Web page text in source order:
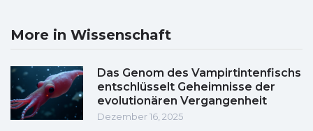
More in Wissenschaft
Das Genom des Vampirtintenfischs
entschlüsselt Geheimnisse der
evolutionären Vergangenheit
Dezember 16, 2025